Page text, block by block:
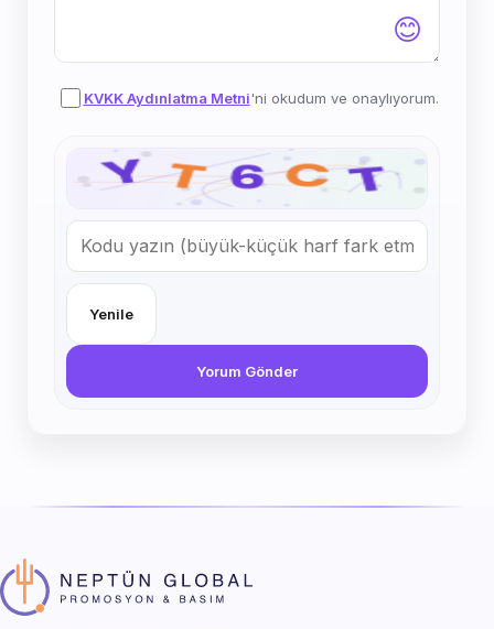
😊
KVKK Aydınlatma Metni'ni okudum ve onaylıyorum.
Yenile
Yorum Gönder